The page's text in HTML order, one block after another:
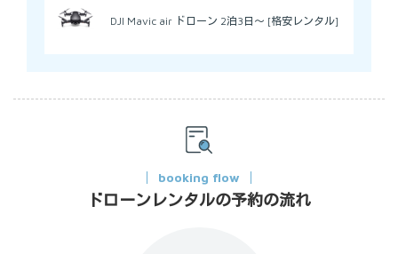
DJI Mavic air ドローン 2泊3日～ [格安レンタル]
booking flow
ドローンレンタルの予約の流れ